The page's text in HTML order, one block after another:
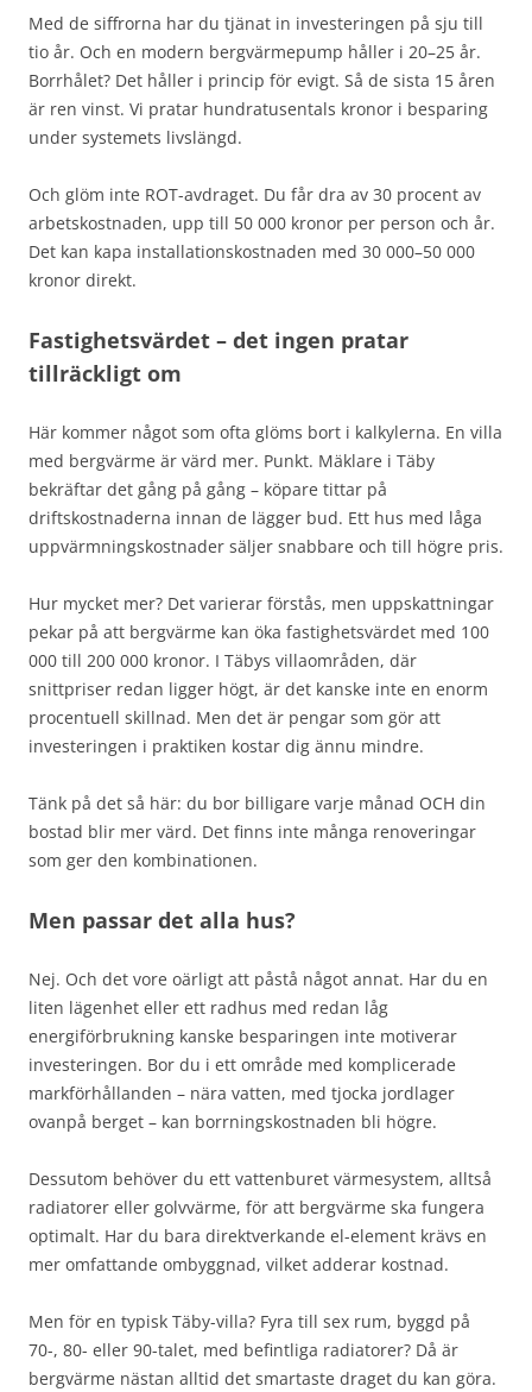
Med de siffrorna har du tjänat in investeringen på sju till
tio år. Och en modern bergvärmepump håller i 20–25 år.
Borrhålet? Det håller i princip för evigt. Så de sista 15 åren
är ren vinst. Vi pratar hundratusentals kronor i besparing
under systemets livslängd.
Och glöm inte ROT-avdraget. Du får dra av 30 procent av
arbetskostnaden, upp till 50 000 kronor per person och år.
Det kan kapa installationskostnaden med 30 000–50 000
kronor direkt.
Fastighetsvärdet – det ingen pratar
tillräckligt om
Här kommer något som ofta glöms bort i kalkylerna. En villa
med bergvärme är värd mer. Punkt. Mäklare i Täby
bekräftar det gång på gång – köpare tittar på
driftskostnaderna innan de lägger bud. Ett hus med låga
uppvärmningskostnader säljer snabbare och till högre pris.
Hur mycket mer? Det varierar förstås, men uppskattningar
pekar på att bergvärme kan öka fastighetsvärdet med 100
000 till 200 000 kronor. I Täbys villaområden, där
snittpriser redan ligger högt, är det kanske inte en enorm
procentuell skillnad. Men det är pengar som gör att
investeringen i praktiken kostar dig ännu mindre.
Tänk på det så här: du bor billigare varje månad OCH din
bostad blir mer värd. Det finns inte många renoveringar
som ger den kombinationen.
Men passar det alla hus?
Nej. Och det vore oärligt att påstå något annat. Har du en
liten lägenhet eller ett radhus med redan låg
energiförbrukning kanske besparingen inte motiverar
investeringen. Bor du i ett område med komplicerade
markförhållanden – nära vatten, med tjocka jordlager
ovanpå berget – kan borrningskostnaden bli högre.
Dessutom behöver du ett vattenburet värmesystem, alltså
radiatorer eller golvvärme, för att bergvärme ska fungera
optimalt. Har du bara direktverkande el-element krävs en
mer omfattande ombyggnad, vilket adderar kostnad.
Men för en typisk Täby-villa? Fyra till sex rum, byggd på
70-, 80- eller 90-talet, med befintliga radiatorer? Då är
bergvärme nästan alltid det smartaste draget du kan göra.